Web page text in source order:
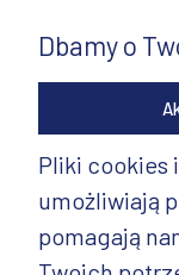
Dbamy o
Pliki cookies
umożliwiają
pomagają